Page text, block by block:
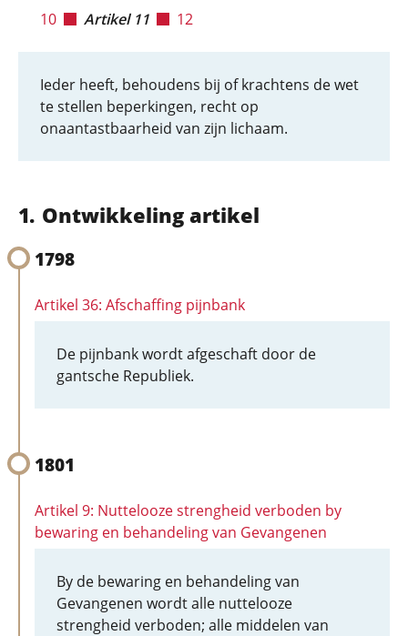
10 Artikel 11 12
Ieder heeft, behoudens bij of krachtens de wet
te stellen beperkingen, recht op
onaantastbaarheid van zijn lichaam.
Ontwikkeling artikel
1798
Artikel 36: Afschaffing pijnbank
De pijnbank wordt afgeschaft door de
gantsche Republiek.
1801
Artikel 9: Nuttelooze strengheid verboden by
bewaring en behandeling van Gevangenen
By de bewaring en behandeling van
Gevangenen wordt alle nuttelooze
strengheid verboden; alle middelen van